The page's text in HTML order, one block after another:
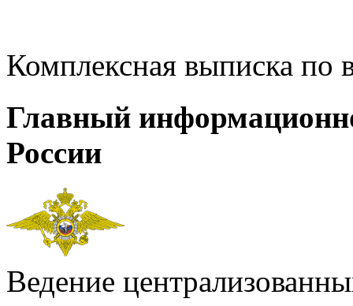
Комплексная выписка
Главный
России
Ведение